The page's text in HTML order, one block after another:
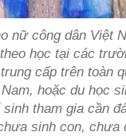
nữ công dân Việt
học tại các
cấp trên toàn
hoặc du học
tham gia cần
sinh con, chưa